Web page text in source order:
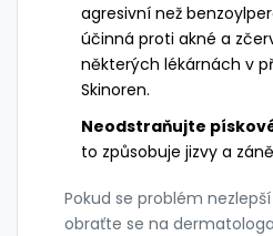
agresivní než
účinná proti akné a
některých lékárnách v
Skinoren.
Neodstraňujte
to způsobuje jizvy a
Pokud se problém
obraťte se na